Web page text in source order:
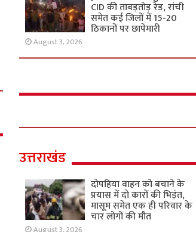
CID की ताबड़तोड़ रेड, रांची
समेत कई जिलों में 15-20
ठिकानों पर छापेमारी
August 3, 2026
उत्तराखंड
दोपहिया वाहन को बचाने के
प्रयास में दो कारों की भिड़ंत,
मासूम समेत एक ही परिवार के
चार लोगों की मौत